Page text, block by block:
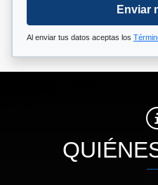
Enviar
Al enviar tus datos aceptas los